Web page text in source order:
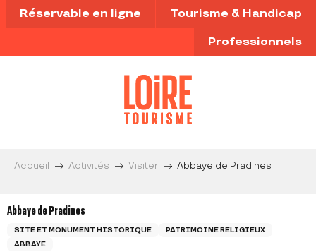
Aller
au
principal
Réservable en ligne Tourisme & Handicap
Professionnels
Accueil Activités Visiter Abbaye de Pradines
Abbaye de Pradines
SITE ET MONUMENT HISTORIQUE
PATRIMOINE RELIGIEUX
ABBAYE